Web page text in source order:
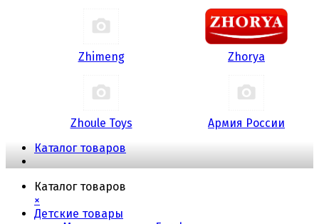
Zhimeng Zhorya
Zhoule Toys
Армия России
Каталог товаров
Каталог товаров
×
Детские товары